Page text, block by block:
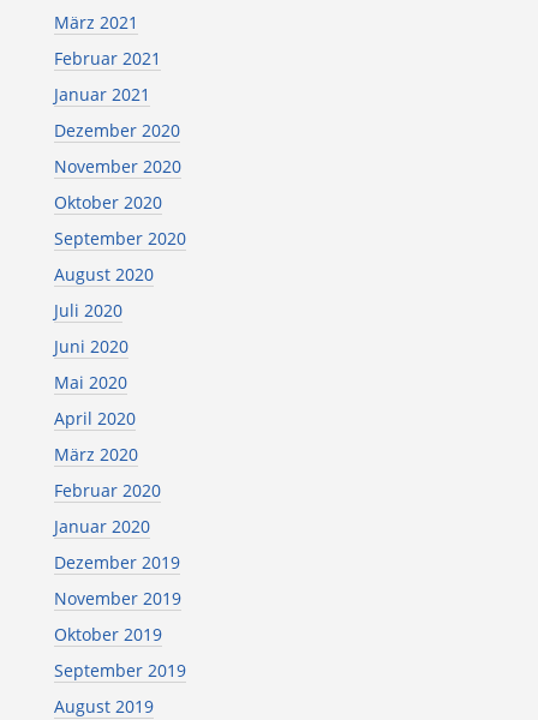
März 2021
Februar 2021
Januar 2021
Dezember 2020
November 2020
Oktober 2020
September 2020
August 2020
Juli 2020
Juni 2020
Mai 2020
April 2020
März 2020
Februar 2020
Januar 2020
Dezember 2019
November 2019
Oktober 2019
September 2019
August 2019